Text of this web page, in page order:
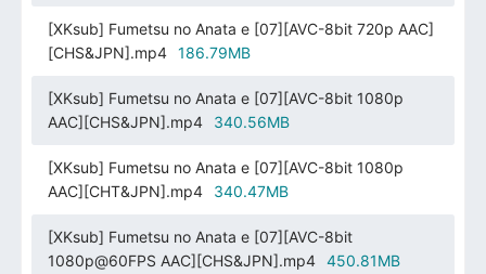
[XKsub] Fumetsu no Anata e [07][AVC-8bit 720p AAC]
[CHS&JPN].mp4
186.79MB
[XKsub] Fumetsu no Anata e [07][AVC-8bit 1080p
AAC][CHS&JPN].mp4
340.56MB
[XKsub] Fumetsu no Anata e [07][AVC-8bit 1080p
AAC][CHT&JPN].mp4
340.47MB
[XKsub] Fumetsu no Anata e [07][AVC-8bit
1080p@60FPS AAC][CHS&JPN].mp4
450.81MB